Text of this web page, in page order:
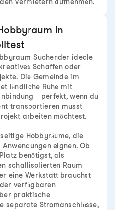
Vermietern aufnehmen.
in
Suchender ideale
Schaffen oder
Die Gemeinde im
ländliche Ruhe mit
– perfekt, wenn du
transportieren musst
arbeiten möchtest.
Hobbyräume, die
eignen. Ob
benötigst, als
schallisolierten Raum
eine Werkstatt brauchst –
verfügbaren
praktische
separate Stromanschlüsse,